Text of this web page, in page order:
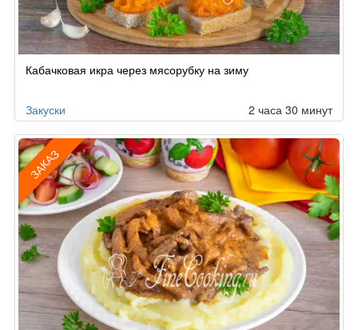
Кабачковая икра через мясорубку на зиму
Закуски 2 часа 30 минут
ЗАКАЗ